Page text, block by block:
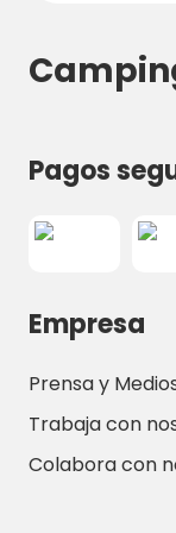
Pagos
Empresa
Prensa y
Trabaja con
Colabora con